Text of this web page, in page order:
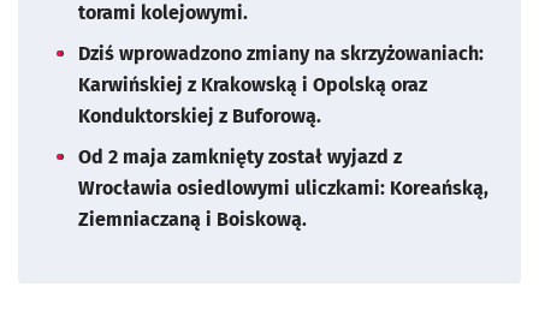
torami kolejowymi.
Dziś wprowadzono zmiany na skrzyżowaniach:
Karwińskiej z Krakowską i Opolską oraz
Konduktorskiej z Buforową.
Od 2 maja zamknięty został wyjazd z
Wrocławia osiedlowymi uliczkami: Koreańską,
Ziemniaczaną i Boiskową.